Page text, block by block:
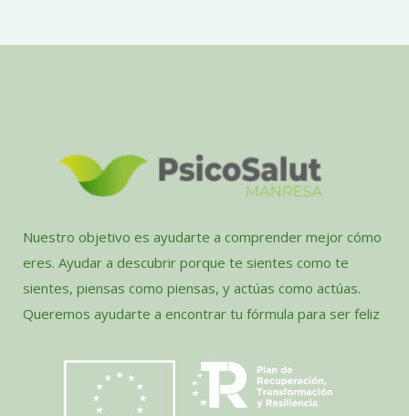
Nuestro objetivo es ayudarte a comprender mejor cómo
eres. Ayudar a descubrir porque te sientes como te
sientes, piensas como piensas, y actúas como actúas.
Queremos ayudarte a encontrar tu fórmula para ser feliz